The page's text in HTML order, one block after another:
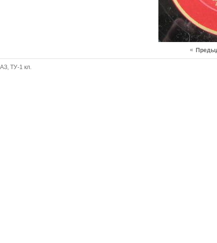
«
АЗ, ТУ-1 кл.